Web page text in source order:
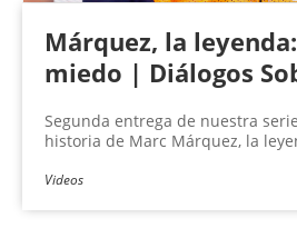
Márquez, la
miedo | Diálogos
Segunda entrega de nuestra
historia de Marc Márquez, la
Videos